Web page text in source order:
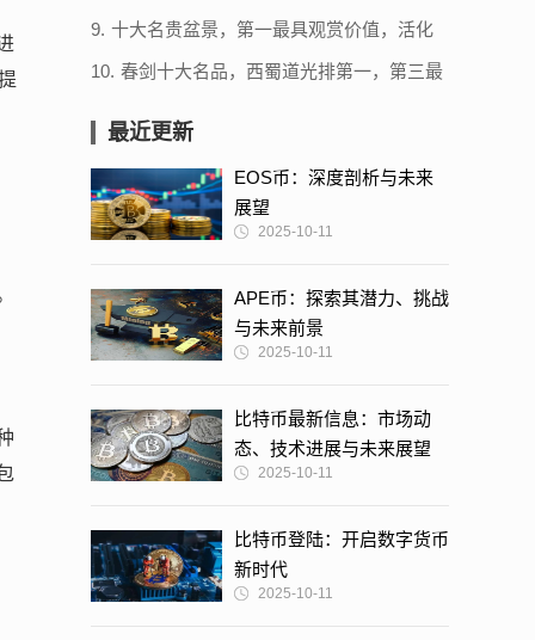
9. 十大名贵盆景，第一最具观赏价值，活化
10. 春剑十大名品，西蜀道光排第一，第三最
最近更新
EOS币：深度剖析与未来
展望
2025-10-11
APE币：探索其潜力、挑战
与未来前景
2025-10-11
比特币最新信息：市场动
态、技术进展与未来展望
2025-10-11
比特币登陆：开启数字货币
新时代
2025-10-11